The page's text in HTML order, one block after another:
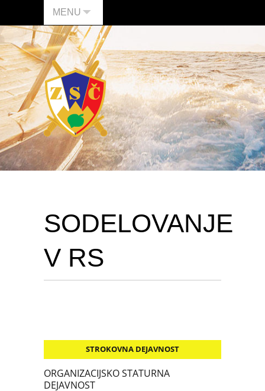
MENU
SODELOVANJE
V RS
STROKOVNA DEJAVNOST
ORGANIZACIJSKO STATURNA
DEJAVNOST